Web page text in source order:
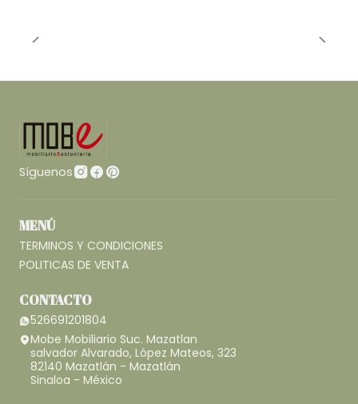
Síguenos
MENÚ
TERMINOS Y CONDICIONES
POLITICAS DE VENTA
CONTACTO
526691201804
Mobe Mobiliario Suc. Mazatlan
salvador Alvarado, López Mateos, 323
82140 Mazatlán - Mazatlán
Sinaloa - México